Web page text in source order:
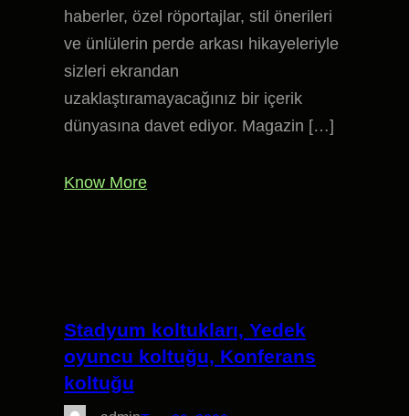
haberler, özel röportajlar, stil önerileri
ve ünlülerin perde arkası hikayeleriyle
sizleri ekrandan
uzaklaştıramayacağınız bir içerik
dünyasına davet ediyor. Magazin […]
Know More
Stadyum koltukları, Yedek
oyuncu koltuğu, Konferans
koltuğu